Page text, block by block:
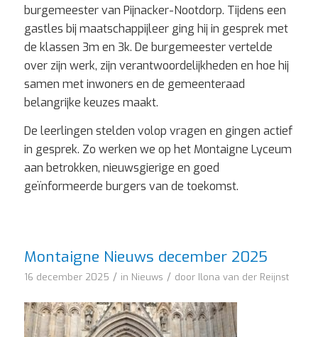
burgemeester van Pijnacker-Nootdorp. Tijdens een
gastles bij maatschappijleer ging hij in gesprek met
de klassen 3m en 3k. De burgemeester vertelde
over zijn werk, zijn verantwoordelijkheden en hoe hij
samen met inwoners en de gemeenteraad
belangrijke keuzes maakt.
De leerlingen stelden volop vragen en gingen actief
in gesprek. Zo werken we op het Montaigne Lyceum
aan betrokken, nieuwsgierige en goed
geïnformeerde burgers van de toekomst.
Montaigne Nieuws december 2025
16 december 2025 / in Nieuws / door Ilona van der Reijnst